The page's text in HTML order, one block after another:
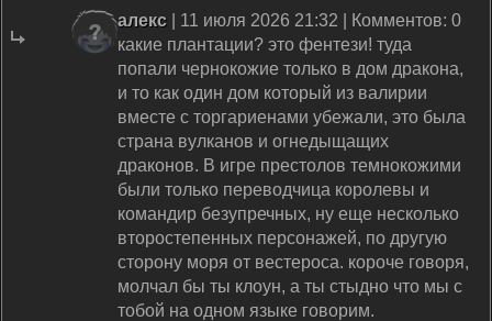
алекс | 11 июля 2026 21:32 | Комментов: 0
какие плантации? это фентези! туда
попали чернокожие только в дом дракона,
и то как один дом который из валирии
вместе с торгариенами убежали, это была
страна вулканов и огнедыщащих
драконов. В игре престолов темнокожими
были только переводчица королевы и
командир безупречных, ну еще несколько
второстепенных персонажей, по другую
сторону моря от вестероса. короче говоря,
молчал бы ты клоун, а ты стыдно что мы с
тобой на одном языке говорим.